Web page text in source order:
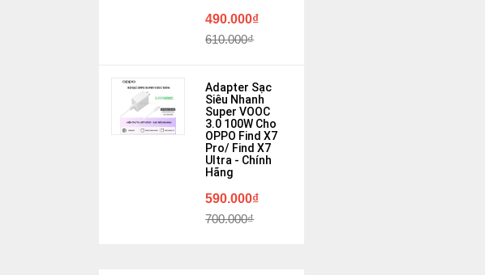
490.000₫
610.000₫
Adapter Sạc
Siêu Nhanh
Super VOOC
3.0 100W Cho
OPPO Find X7
Pro/ Find X7
Ultra - Chính
Hãng
590.000₫
700.000₫